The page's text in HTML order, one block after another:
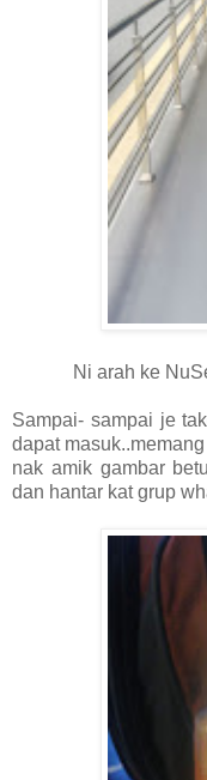
Ni arah ke
Sampai- sampai je
dapat
nak amik gambar
dan hantar kat grup